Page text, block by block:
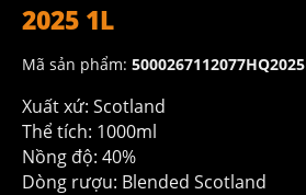
2025 1L
Mã sản phẩm: 5000267112077HQ2025
Xuất xứ: Scotland
Thể tích: 1000ml
Nồng độ: 40%
Dòng rượu: Blended Scotland